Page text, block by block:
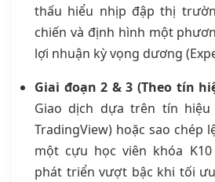
thấu hiểu nhịp đập thị
chiến và định hình một
lợi nhuận kỳ vọng dương
Giai đoạn 2 & 3 (Theo tín
Giao dịch dựa trên tín hiệu
TradingView) hoặc sao chép
một cựu học viên khóa
phát triển vượt bậc khi tối